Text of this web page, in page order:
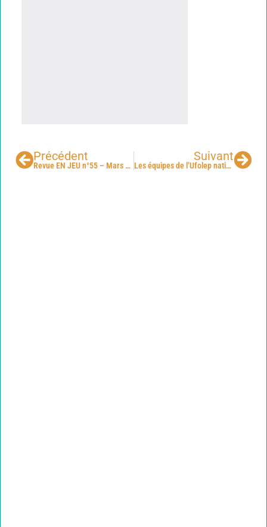
Précédent
Revue EN JEU n°55 – Mars 2023
Suivant
Les équipes de l’Ufolep nationale en séminaire de fin de saison et mandature